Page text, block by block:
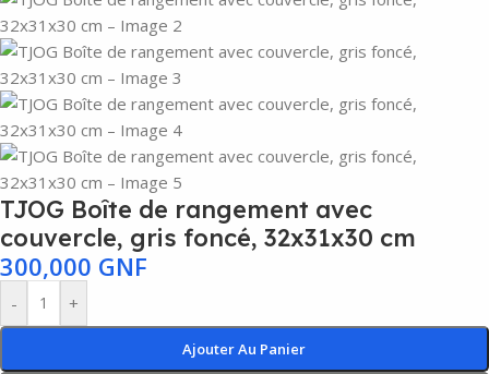
TJOG Boîte de rangement avec
couvercle, gris foncé, 32x31x30 cm
300,000 GNF
- +
Ajouter Au Panier